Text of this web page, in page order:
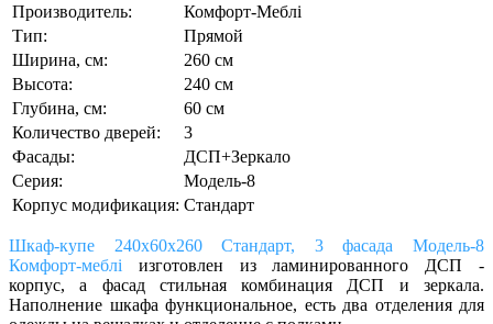
Производитель:
Комфорт-Меблі
Тип:
Прямой
Ширина, см:
260 см
Высота:
240 см
Глубина, см:
60 см
Количество дверей:
3
Фасады:
ДСП+Зеркало
Серия:
Модель-8
Корпус модификация: Стандарт
Шкаф-купе 240х60х260 Стандарт, 3 фасада Модель-8
Комфорт-меблі изготовлен из ламинированного ДСП -
корпус, а фасад стильная комбинация ДСП и зеркала.
Наполнение шкафа функциональное, есть два отделения для